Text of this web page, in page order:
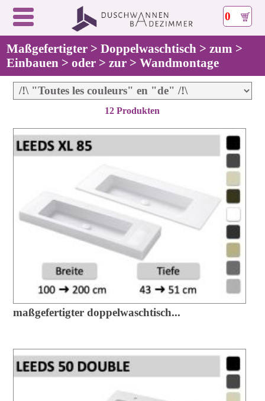
0
Maßgefertigter > Doppelwaschtisch > zum >
Einbauen > oder > zur > Wandmontage
12 Produkten
maßgefertigter doppelwaschtisch...